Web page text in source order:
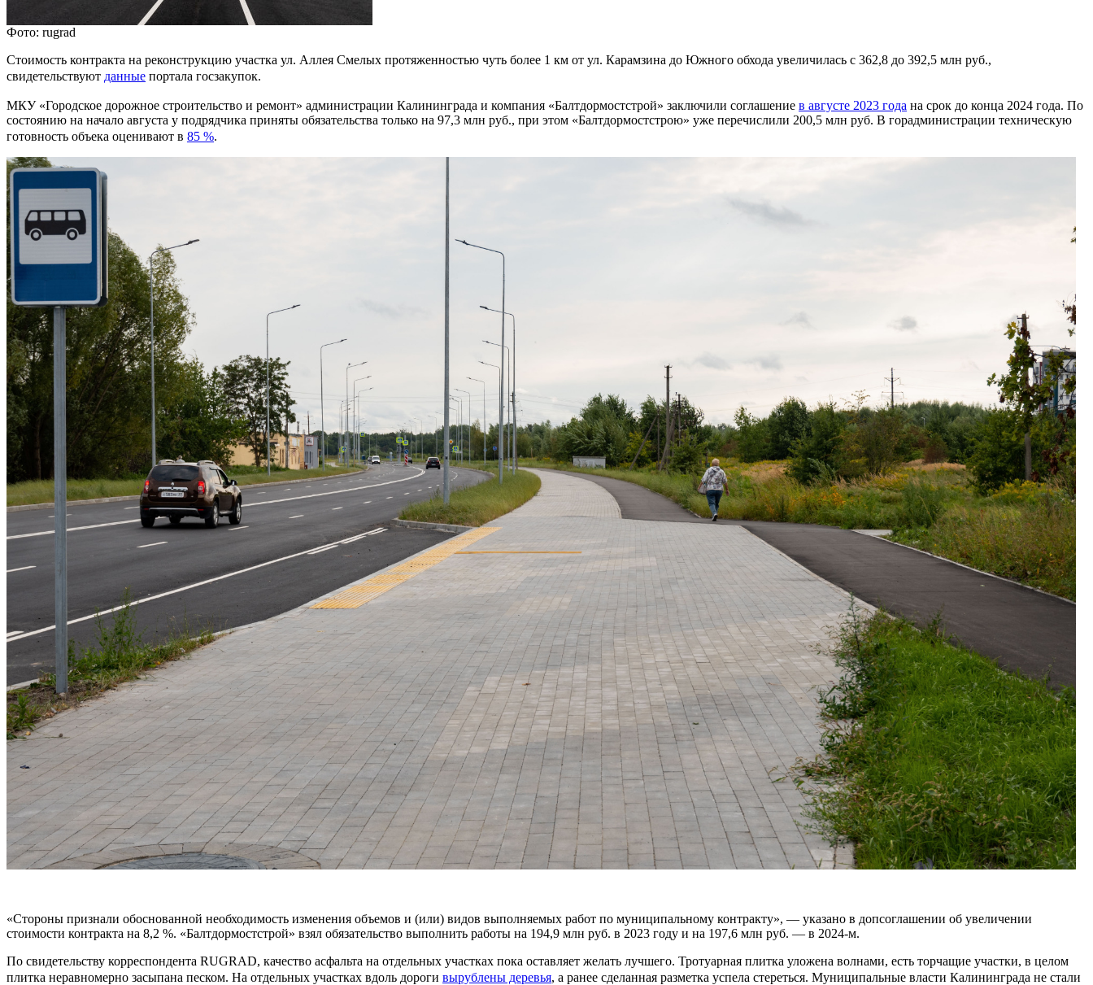
Фото: rugrad
Стоимость контракта на реконструкцию участка ул. Аллея Смелых протяженностью чуть более 1 км от ул. Карамзина до Южного обхода увеличилась с 362,8 до 392,5 млн руб.,
свидетельствуют данные портала госзакупок.
МКУ «Городское дорожное строительство и ремонт» администрации Калининграда и компания «Балтдормостстрой» заключили соглашение в августе 2023 года на срок до конца 2024 года. По
состоянию на начало августа у подрядчика приняты обязательства только на 97,3 млн руб., при этом «Балтдормостстрою» уже перечислили 200,5 млн руб. В горадминистрации техническую
готовность объека оценивают в 85 %.
«Стороны признали обоснованной необходимость изменения объемов и (или) видов выполняемых работ по муниципальному контракту», — указано в допсоглашении об увеличении
стоимости контракта на 8,2 %. «Балтдормостстрой» взял обязательство выполнить работы на 194,9 млн руб. в 2023 году и на 197,6 млн руб. — в 2024-м.
По свидетельству корреспондента RUGRAD, качество асфальта на отдельных участках пока оставляет желать лучшего. Тротуарная плитка уложена волнами, есть торчащие участки, в целом
плитка неравномерно засыпана песком. На отдельных участках вдоль дороги вырублены деревья, а ранее сделанная разметка успела стереться. Муниципальные власти Калининграда не стали